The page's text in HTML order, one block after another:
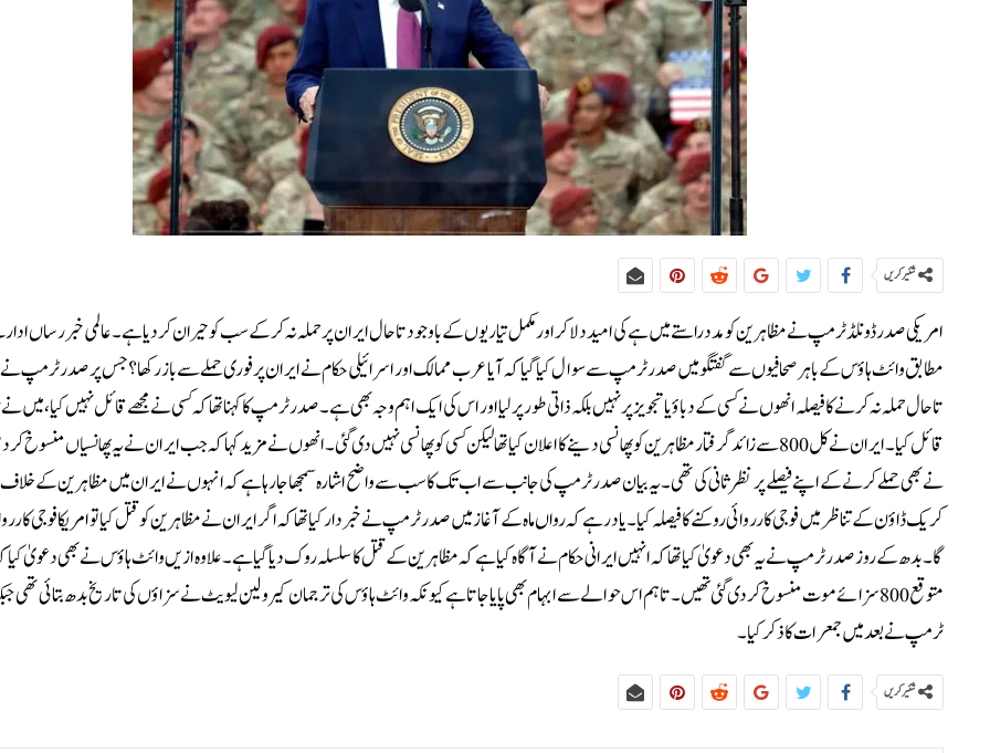
شئیر کریں
امریکی صدر ڈونلڈ ٹرمپ نے مظاہرین کو مدد راستے میں ہے کی امید دلا کر اور مکمل تیاریوں کے باوجود تاحال ایران پر حملہ نہ کرکے سب کو حیران کردیا ہے۔عالمی خبر رساں
مطابق وائٹ ہاؤس کے باہر صحافیوں سے گفتگو میں صدر ٹرمپ سے سوال کیا گیا کہ آیا عرب ممالک اور اسرائیلی حکام نے ایران پر فوری حملے سے باز رکھا؟جس پر صدر ٹرمپ نے
تاحال حملہ نہ کرنے کا فیصلہ انھوں نے کسی کے دباؤ یا تجویز پر نہیں بلکہ ذاتی طور پر لیا اور اس کی ایک اہم وجہ بھی ہے۔صدر ٹرمپ کا کہنا تھا کہ کسی نے مجھے قائل نہیں کیا، میں
قائل کیا۔ ایران نے کل 800 سے زائد گرفتار مظاہرین کو پھانسی دینے کا اعلان کیا تھا لیکن کسی کو پھانسی نہیں دی گئی۔انھوں نے مزید کہا کہ جب ایران نے یہ پھانسیاں منسوخ
نے بھی حملے کرنے کے اپنے فیصلے پر نظرثانی کی تھی۔یہ بیان صدر ٹرمپ کی جانب سے اب تک کا سب سے واضح اشارہ سمجھا جا رہا ہے کہ انہوں نے ایران میں مظاہرین کے خلاف
کریک ڈاؤن کے تناظر میں فوجی کارروائی روکنے کا فیصلہ کیا۔یاد رہے کہ رواں ماہ کے آغاز میں صدر ٹرمپ نے خبردار کیا تھا کہ اگر ایران نے مظاہرین کو قتل کیا تو امریکا فوجی
گا۔بدھ کے روز صدر ٹرمپ نے یہ بھی دعویٰ کیا تھا کہ انہیں ایرانی حکام نے آگاہ کیا ہے کہ مظاہرین کے قتل کا سلسلہ روک دیا گیا ہے۔علاوہ ازیں وائٹ ہاؤس نے بھی دعویٰ کیا
متوقع 800 سزائے موت منسوخ کر دی گئی تھیں۔تاہم اس حوالے سے ابہام بھی پایا جاتا ہے کیونکہ وائٹ ہاؤس کی ترجمان کیرولین لیویٹ نے سزاؤں کی تاریخ بدھ بتائی تھی
ٹرمپ نے بعد میں جمعرات کا ذکر کیا۔
شئیر کریں